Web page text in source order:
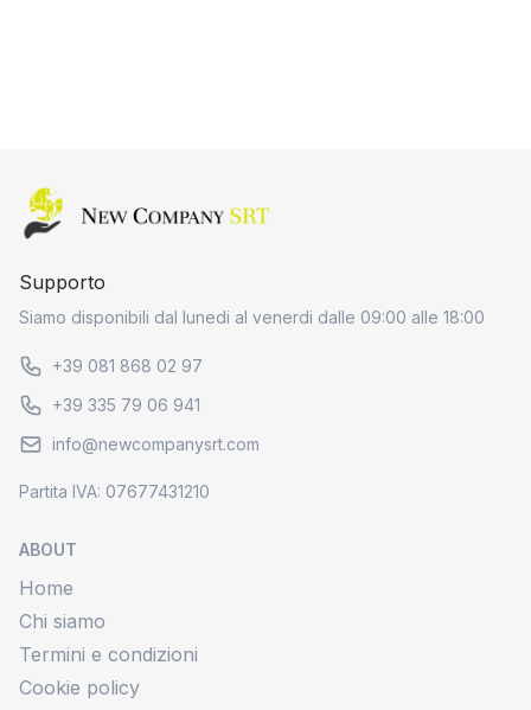
Home page
ABOUT
Home
Chi siamo
Termini e condizioni
Cookie policy
Supporto
Siamo disponibili dal lunedi al venerdi dalle 09:00 alle 18:00
+39 081 868 02 97
+39 335 79 06 941
info@newcompanysrt.com
Partita IVA: 07677431210